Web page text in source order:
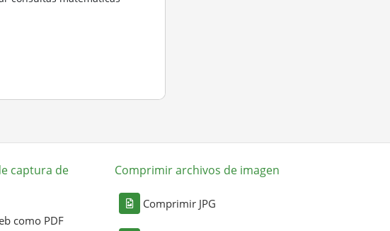
captura de
como PDF
Comprimir archivos de imagen
Comprimir JPG